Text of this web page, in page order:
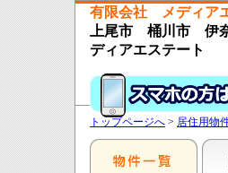
有限会社 メディア
上尾市 桶川市 伊
ディアエステート
トップページへ > 居住用物